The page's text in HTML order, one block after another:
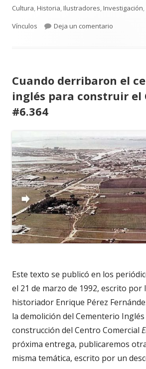
el
Cultura,Historia,Ilustradores,Investigación,
Vínculos
Deja un comentario
Cuando derribaron el
inglés para construir el
#6.364
Este texto se publicó en los
el 21 de marzo de 1992, escrito por
historiador Enrique Pérez
la demolición del Cementerio
construcción del Centro Comercial
próxima entrega, publicaremos
misma temática, escrito por un